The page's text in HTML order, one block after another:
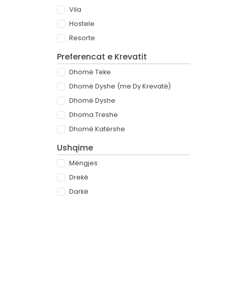
Vila
Hostele
Resorte
Preferencat e Krevatit
Dhomë Teke
Dhomë Dyshe (me Dy Krevatë)
Dhomë Dyshe
Dhoma Treshe
Dhomë Katërshe
Ushqime
Mëngjes
Drekë
Darkë